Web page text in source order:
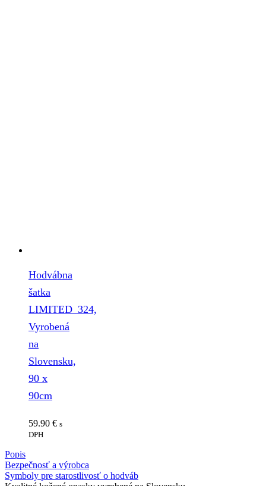
Hodvábna
šatka
LIMITED_324,
Vyrobená
na
Slovensku,
90 x
90cm
59.90 € s
DPH
Popis
Bezpečnosť a výrobca
Symboly pre starostlivosť o hodváb